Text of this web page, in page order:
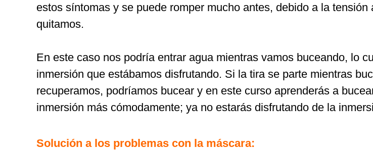
estos síntomas y se puede romper mucho antes, debido a la
quitamos.
En este caso nos podría entrar agua mientras vamos buceando, lo
inmersión que estábamos disfrutando. Si la tira se parte mientras
recuperamos, podríamos bucear y en este curso aprenderás a
inmersión más cómodamente; ya no estarás disfrutando de la
Solución a los problemas con la máscara: